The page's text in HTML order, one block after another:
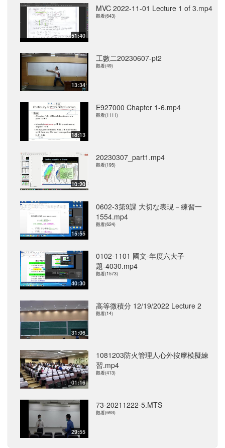
51:40
MVC 2022-11-01 Lecture 1 of 3.mp4
觀看(643)
13:34
工數二20230607-pt2
觀看(49)
18:13
E927000 Chapter 1-6.mp4
觀看(1111)
10:20
20230307_part1.mp4
觀看(195)
15:55
0602-3第9課 大切な表現－練習一
1554.mp4
觀看(624)
40:30
0102-1101 國文-年度六大子
題-4030.mp4
觀看(1573)
31:06
高等微積分 12/19/2022 Lecture 2
觀看(14)
01:16
1081203防火管理人心外按摩模擬練
習.mp4
觀看(413)
29:55
73-20211222-5.MTS
觀看(693)